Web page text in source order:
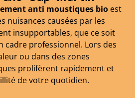
anti moustiques bio est
nuisances causées par les
insupportables, que ce soit
cadre professionnel. Lors des
ou dans des zones
prolifèrent rapidement et
de votre quotidien.